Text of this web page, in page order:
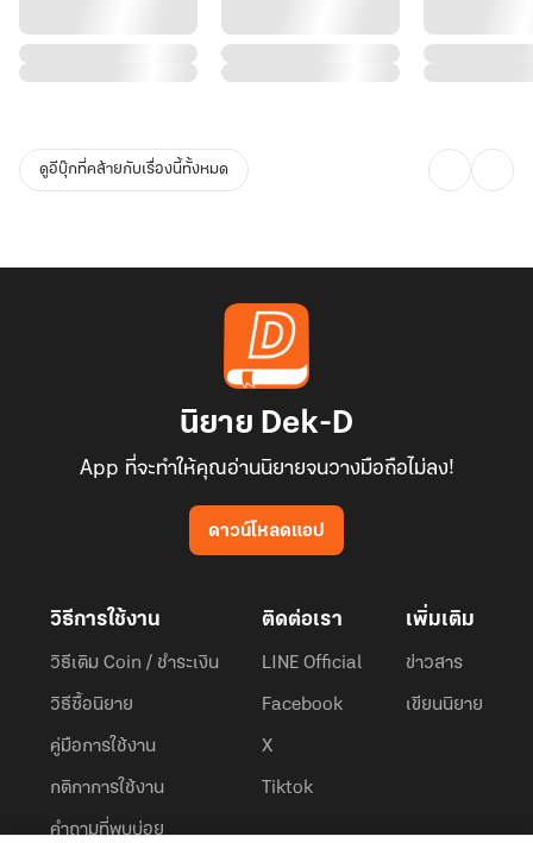
ดูอีบุ๊กที่คล้ายกับเรื่องนี้ทั้งหมด
นิยาย Dek-D
App ที่จะทำให้คุณอ่านนิยายจนวางมือถือไม่ลง!
ดาวน์โหลดแอป
วิธีการใช้งาน
วิธีเติม Coin / ชำระเงิน
วิธีซื้อนิยาย
คู่มือการใช้งาน
กติกาการใช้งาน
คำถามที่พบบ่อย
ติดต่อเรา
LINE Official
Facebook
X
Tiktok
เพิ่มเติม
ข่าวสาร
เขียนนิยาย